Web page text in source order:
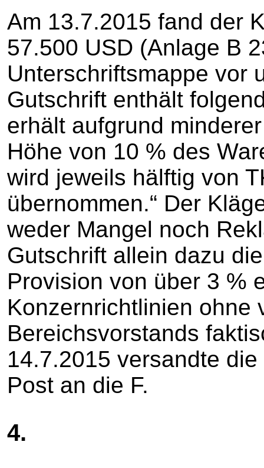
Am 13.7.2015 fand der
57.500 USD (Anlage B
Unterschriftsmappe vor
Gutschrift enthält
erhält aufgrund
Höhe von 10 % des
wird jeweils hälftig von
übernommen.“ Der
weder Mangel noch
Gutschrift allein dazu
Provision von über 3 %
Konzernrichtlinien ohne
Bereichsvorstands
14.7.2015 versandte
Post an die F.
4.